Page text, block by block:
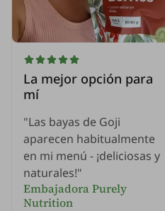
La mejor opción para
mí
"Las bayas de Goji
aparecen habitualmente
en mi menú - ¡deliciosas y
naturales!"
Embajadora Purely
Nutrition